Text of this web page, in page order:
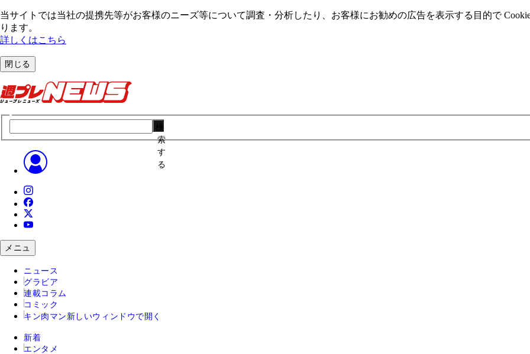
当サイトでは当社の提携先等がお客様のニーズ等について調査・分析したり、お客様にお勧めの広告を表⽰する⽬的で
ります。
詳しくはこちら
閉じる
索
す
る
メニュ
ニュース
グラビア
連載コラム
コミック
キン肉マン 新しいウィンドウで開く
新着
エンタメ